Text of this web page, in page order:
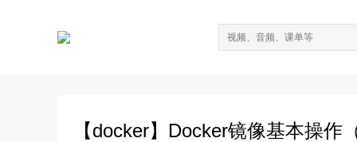
【docker】Docker镜像基本操作